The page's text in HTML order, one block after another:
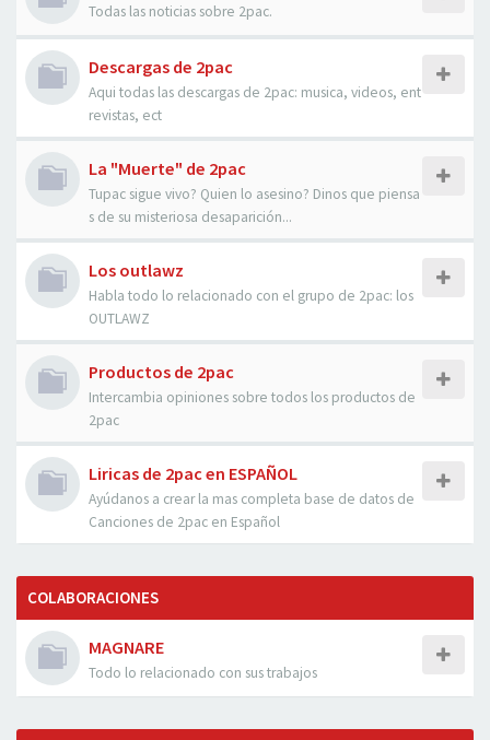
Todas las noticias sobre 2pac.
Descargas de 2pac
Aqui todas las descargas de 2pac: musica, videos, ent
revistas, ect
La "Muerte" de 2pac
Tupac sigue vivo? Quien lo asesino? Dinos que piensa
s de su misteriosa desaparición...
Los outlawz
Habla todo lo relacionado con el grupo de 2pac: los
OUTLAWZ
Productos de 2pac
Intercambia opiniones sobre todos los productos de
2pac
Liricas de 2pac en ESPAÑOL
Ayúdanos a crear la mas completa base de datos de
Canciones de 2pac en Español
COLABORACIONES
MAGNARE
Todo lo relacionado con sus trabajos